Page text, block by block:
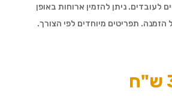
לעובדים. ניתן להזמין ארוחות באופן
הזמנה. תפריטים מיוחדים לפי הצורך.